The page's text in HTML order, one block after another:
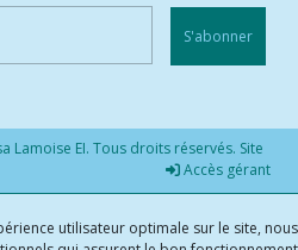
S'abonner
Lamoise EI. Tous droits réservés. Site
Accès gérant
utilisateur optimale sur le site, nous